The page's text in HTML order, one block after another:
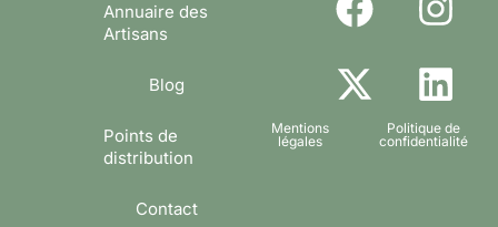
Annuaire des
Artisans
Blog
Points de
distribution
Contact
Mentions
légales
Politique de
confidentialité